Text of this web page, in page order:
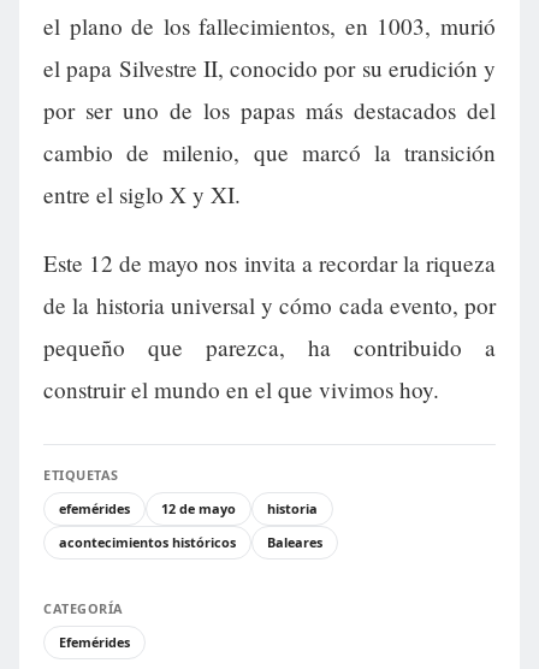
el plano de los fallecimientos, en 1003, murió
el papa Silvestre II, conocido por su erudición y
por ser uno de los papas más destacados del
cambio de milenio, que marcó la transición
entre el siglo X y XI.
Este 12 de mayo nos invita a recordar la riqueza
de la historia universal y cómo cada evento, por
pequeño que parezca, ha contribuido a
construir el mundo en el que vivimos hoy.
ETIQUETAS
efemérides
12 de mayo
historia
acontecimientos históricos
Baleares
CATEGORÍA
Efemérides